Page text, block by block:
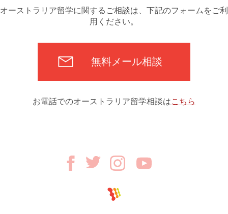
オーストラリア留学に関するご相談は、下記のフォームをご利
用ください。
無料メール相談
お電話でのオーストラリア留学相談はこちら